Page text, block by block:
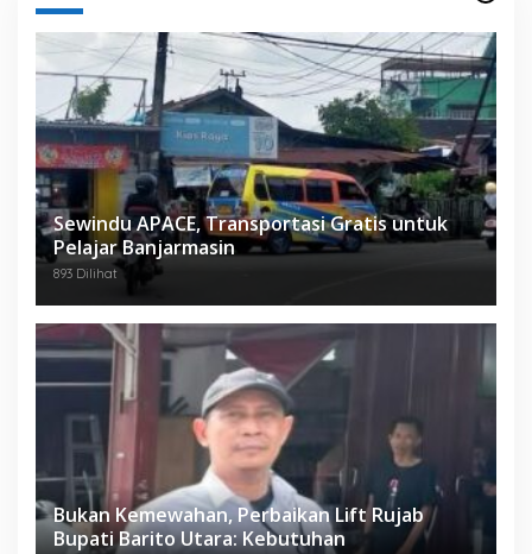
Sewindu APACE, Transportasi Gratis untuk
Pelajar Banjarmasin
893 Dilihat
Bukan Kemewahan, Perbaikan Lift Rujab
Bupati Barito Utara: Kebutuhan